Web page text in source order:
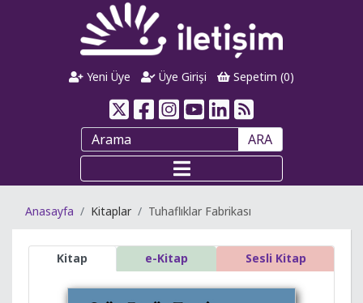
Yeni Üye Üye Girişi Sepetim (0)
ARA
Anasayfa Kitaplar Tuhaflıklar Fabrikası
Kitap e-Kitap Sesli Kitap